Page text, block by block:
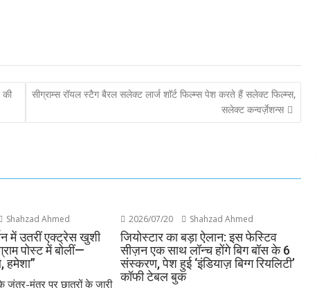
की
सीग्राम्स रॉयल स्टैग बैरल सलेक्ट लार्ज शॉर्ट फिल्म्स पेश करते हैं सलेक्ट फिल्म्स,
सलेक्ट कन्वर्ज़ेशन्स
Shahzad Ahmed
में उतरीं एक्ट्रेस खुशी
पोस्ट में बोलीं—
हमेशा”
जंतर-मंतर पर छात्रों के जारी
2026/07/20 Shahzad Ahmed
जियोस्टार का बड़ा ऐलान: इस फेस्टिव
सीज़न एक साथ लॉन्च होंगे बिग बॉस के 6
संस्करण, पेश हुई ‘इंडियाज़ बिग्ग रियलिटी’
कॉफी टेबल बुक